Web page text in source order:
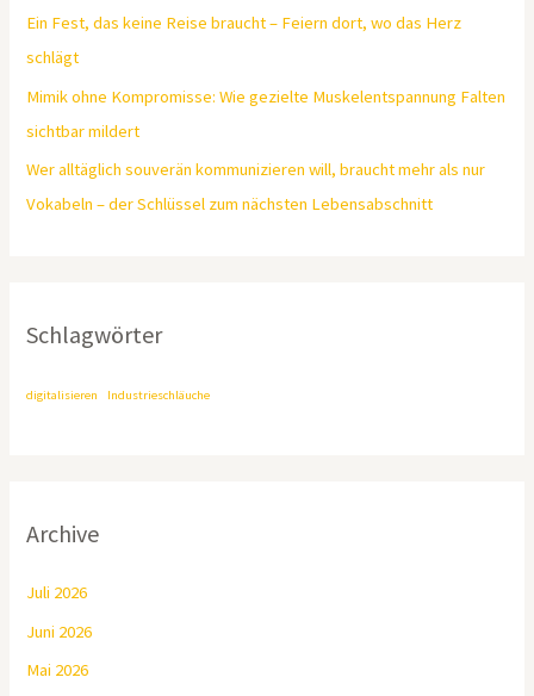
Ein Fest, das keine Reise braucht – Feiern dort, wo das Herz
schlägt
Mimik ohne Kompromisse: Wie gezielte Muskelentspannung Falten
sichtbar mildert
Wer alltäglich souverän kommunizieren will, braucht mehr als nur
Vokabeln – der Schlüssel zum nächsten Lebensabschnitt
Schlagwörter
digitalisieren Industrieschläuche
Archive
Juli 2026
Juni 2026
Mai 2026